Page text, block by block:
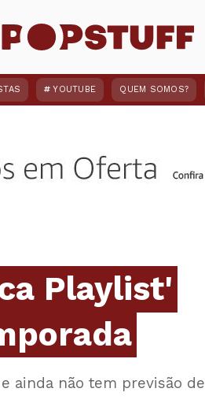
YOUTUBE QUEM SOMOS?
Playlist'
ainda não tem previsão de